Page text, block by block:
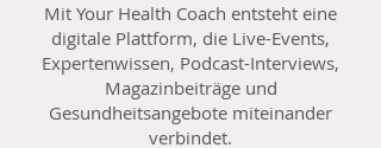
Mit Your Health Coach entsteht eine
digitale Plattform, die Live-Events,
Expertenwissen, Podcast-Interviews,
Magazinbeiträge und
Gesundheitsangebote miteinander
verbindet.